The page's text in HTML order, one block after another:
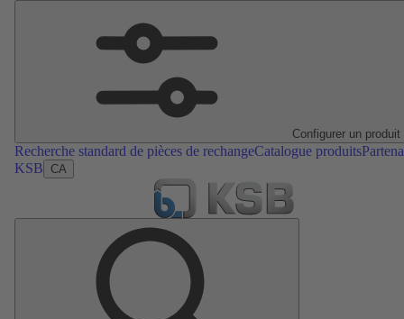
Configurer un produit
Recherche standard de pièces de rechangeCatalogue produits
KSB
CA